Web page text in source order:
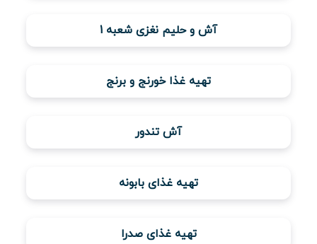
آش و حلیم نغزی شعبه 1
تهیه غذا خورنج و برنج
آش تندور
تهیه غذای بابونه
تهیه غذای صدرا